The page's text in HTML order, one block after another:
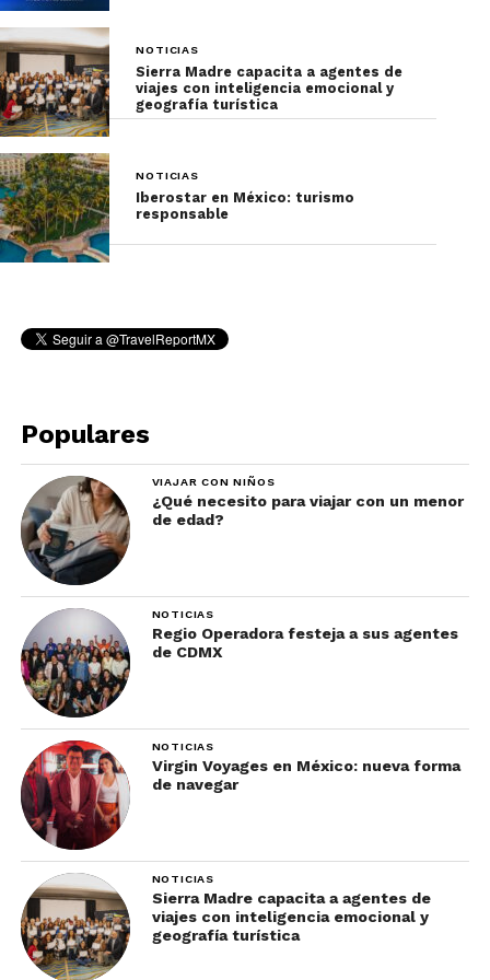
networking entre profesionales del sector. En un
ambiente relajado, los asistentes compartieron
ideas, casos de éxito y establecieron nuevas
alianzas. El cóctel que cerró la noche incluyó
bocadillos con inspiración canadiense, música
ambiental y una atmósfera que transportó,
simbólicamente, a los participantes a la costa
oeste de Canadá.
NOTICIAS
Sierra Madre capacita a agentes de
viajes con inteligencia emocional y
geografía turística
NOTICIAS
Iberostar en México: turismo
responsable
Populares
VIAJAR CON NIÑOS
¿Qué necesito para viajar con un menor
de edad?
NOTICIAS
Regio Operadora festeja a sus agentes
de CDMX
NOTICIAS
Virgin Voyages en México: nueva forma
de navegar
NOTICIAS
Sierra Madre capacita a agentes de
viajes con inteligencia emocional y
geografía turística